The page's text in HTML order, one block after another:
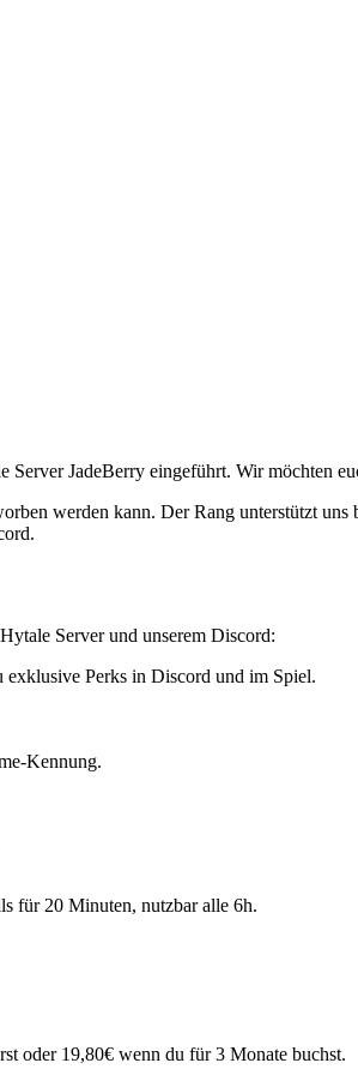
JadeBerry eingeführt. Wir möchten
werden kann. Der Rang unterstützt
Server und unserem Discord:
Perks in Discord und im Spiel.
Kennung.
für 20 Minuten, nutzbar alle 6h.
oder 19,80€ wenn du für 3 Monate buchst.